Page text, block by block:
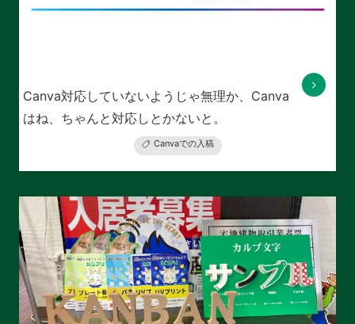
Canva対応していないようじゃ無理か、Canva
はね、ちゃんと対応しとかないと。
Canvaでの入稿